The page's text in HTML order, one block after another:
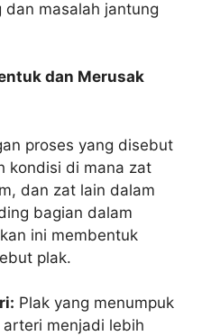
masalah jantung
dan Merusak
proses yang disebut
kondisi di mana zat
dan zat lain dalam
bagian dalam
ini membentuk
plak.
Plak yang menumpuk
menjadi lebih